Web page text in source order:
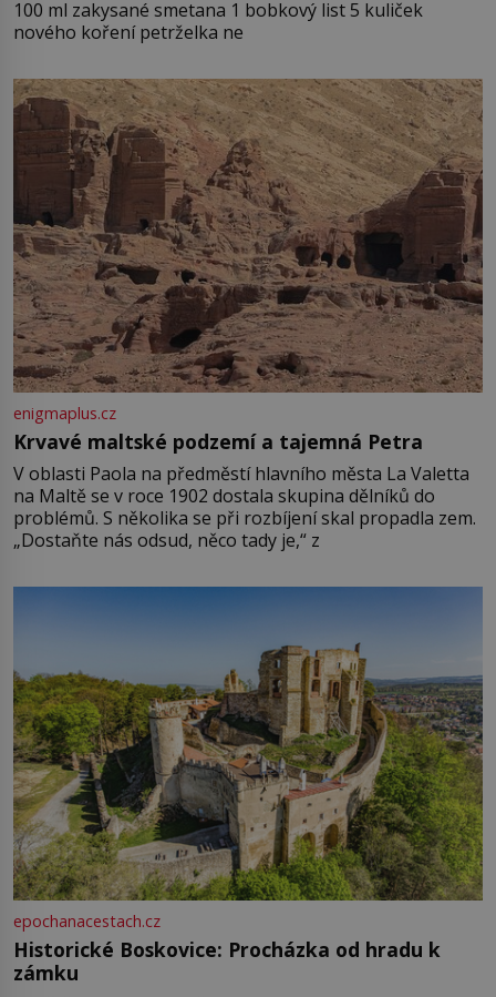
100 ml zakysané smetana 1 bobkový list 5 kuliček
nového koření petrželka ne
enigmaplus.cz
Krvavé maltské podzemí a tajemná Petra
V oblasti Paola na předměstí hlavního města La Valetta
na Maltě se v roce 1902 dostala skupina dělníků do
problémů. S několika se při rozbíjení skal propadla zem.
„Dostaňte nás odsud, něco tady je,“ z
epochanacestach.cz
Historické Boskovice: Procházka od hradu k
zámku